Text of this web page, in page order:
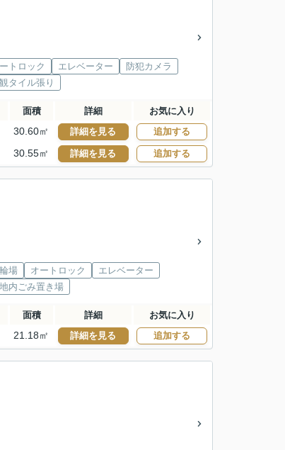
トロック エレベーター
防犯カメラ
タイル張り
面積 詳細 お気に入り
30.60㎡ 詳細を見る 追加する
30.55㎡ 詳細を見る 追加する
場 オートロック
エレベーター
内ごみ置き場
面積 詳細 お気に入り
21.18㎡ 詳細を見る 追加する